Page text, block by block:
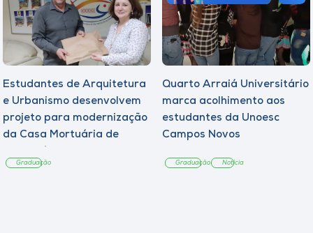
Estudantes de Arquitetura
e Urbanismo desenvolvem
projeto para modernização
da Casa Mortuária de
Graduação
Quarto Arraiá Universitário
marca acolhimento aos
estudantes da Unoesc
Campos Novos
Graduação Notícia